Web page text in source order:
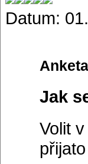
Datum:
Anketa
Jak
Volit